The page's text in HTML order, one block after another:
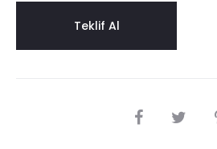
Teklif Al
SHARE